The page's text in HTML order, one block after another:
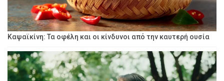
Καψαϊκίνη: Τα οφέλη και οι κίνδυνοι από την καυτερή ουσία